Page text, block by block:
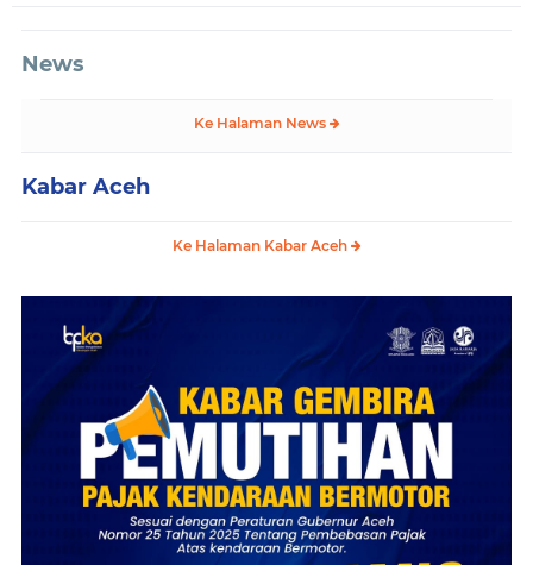
News
Ke Halaman News
Kabar Aceh
Ke Halaman Kabar Aceh